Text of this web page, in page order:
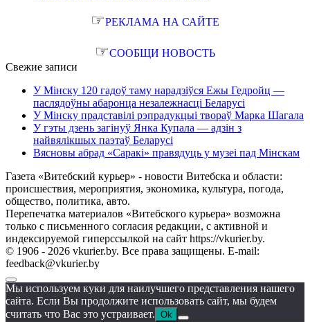
☞РЕКЛАМА НА САЙТЕ
☞СООБЩИ НОВОСТЬ
Свежие записи
У Мінску 120 гадоў таму нарадзіўся Ежы Гедройц —
паслядоўны абаронца незалежнасці Беларусі
У Мінску прадставілі рэпрадукцыі твораў Марка Шагала
У гэты дзень загінуў Янка Купала — адзін з
найвялікшых паэтаў Беларусі
Вясновы абрад «Саракі» правядуць у музеі пад Мінскам
Газета «Витебский курьер» - новости Витебска и области:
происшествия, мероприятия, экономика, культура, погода,
общество, политика, авто.
Перепечатка материалов «Витебского курьера» возможна
только с письменного согласия редакции, с активной и
индексируемой гиперссылкой на сайт https://vkurier.by.
© 1906 - 2026 vkurier.by. Все права защищены. E-mail:
feedback@vkurier.by
Мы используем куки для наилучшего представления нашего
сайта. Если Вы продолжите использовать сайт, мы будем
считать что Вас это устраивает. Ok